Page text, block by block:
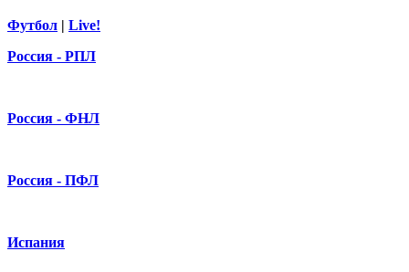
Футбол | Live!
Россия - РПЛ
Россия - ФНЛ
Россия - ПФЛ
Испания